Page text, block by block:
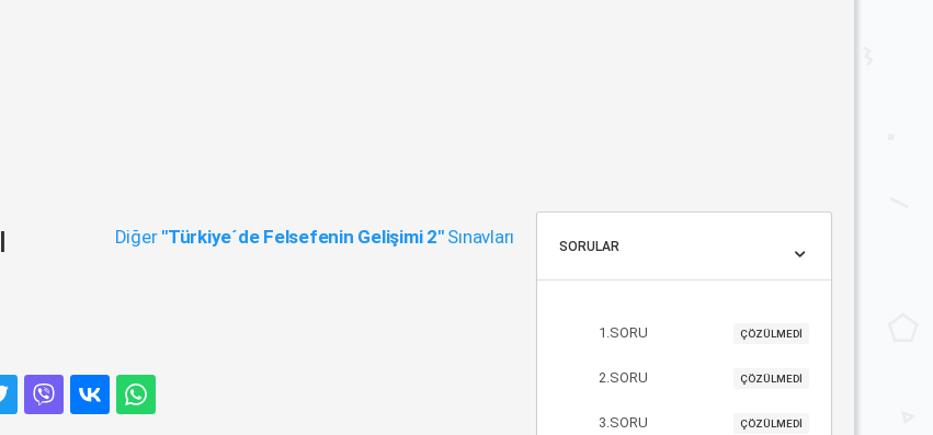
Diğer "Türkiye´de Felsefenin Gelişimi 2"Sınavları SORULAR
1.SORU ÇÖZÜLMEDİ
2.SORU ÇÖZÜLMEDİ
3.SORU ÇÖZÜLMEDİ